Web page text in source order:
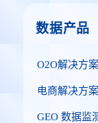
数据产品
O2O解决方案
电商解决方案
GEO 数据监